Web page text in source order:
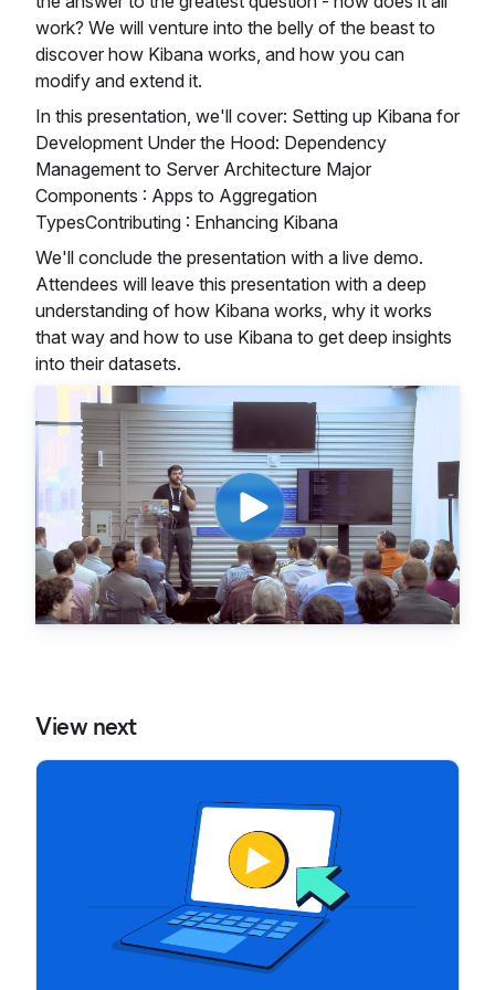
work? We will venture into the belly of the beast to
discover how Kibana works, and how you can
modify and extend it.
In this presentation, we'll cover: Setting up Kibana for
Development Under the Hood: Dependency
Management to Server Architecture Major
Components : Apps to Aggregation
TypesContributing : Enhancing Kibana
We'll conclude the presentation with a live demo.
Attendees will leave this presentation with a deep
understanding of how Kibana works, why it works
that way and how to use Kibana to get deep insights
into their datasets.
View next